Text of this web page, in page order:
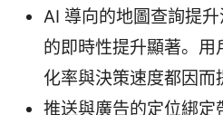
AI 導向的地圖查詢提
的即時性提升顯著。
化率與決策速度都因而
推送與廣告的定位綁定